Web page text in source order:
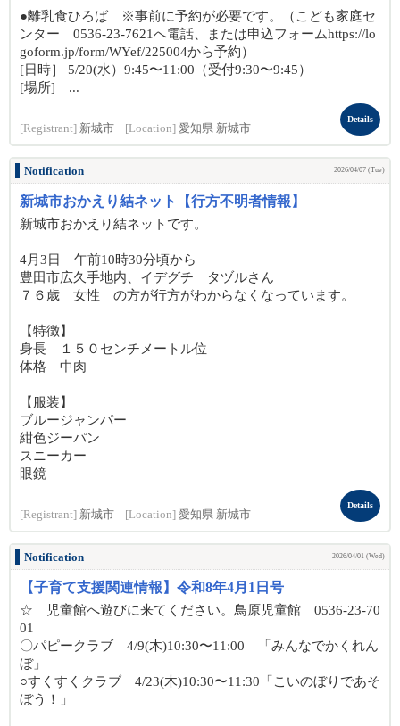
●離乳食ひろば ※事前に予約が必要です。（こども家庭セ
ンター 0536-23-7621へ電話、または申込フォームhttps://lo
goform.jp/form/WYef/225004から予約）
[日時］ 5/20(水）9:45〜11:00（受付9:30〜9:45）
[場所] ...
[Registrant] 新城市 [Location] 愛知県 新城市
Details
Notification 2026/04/07 (Tue)
新城市おかえり結ネット【行方不明者情報】
新城市おかえり結ネットです。
4月3日 午前10時30分頃から
豊田市広久手地内、イデグチ タヅルさん
７６歳 女性 の方が行方がわからなくなっています。
【特徴】
身長 １５０センチメートル位
体格 中肉
【服装】
ブルージャンパー
紺色ジーパン
スニーカー
眼鏡
[Registrant] 新城市 [Location] 愛知県 新城市
Details
Notification 2026/04/01 (Wed)
【子育て支援関連情報】令和8年4月1日号
☆ 児童館へ遊びに来てください。鳥原児童館 0536-23-70
01
〇パピークラブ 4/9(木)10:30〜11:00 「みんなでかくれん
ぼ」
○すくすくクラブ 4/23(木)10:30〜11:30「こいのぼりであそ
ぼう！」